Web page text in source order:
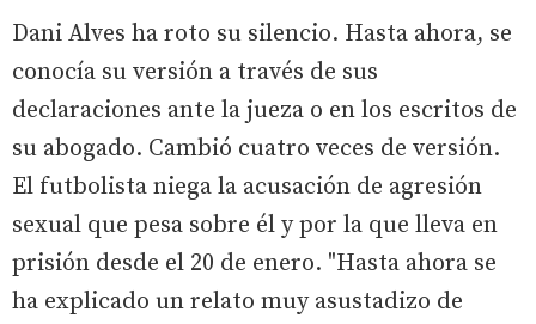
Dani Alves ha roto su silencio. Hasta ahora, se
conocía su versión a través de sus
declaraciones ante la jueza o en los escritos de
su abogado. Cambió cuatro veces de versión.
El futbolista niega la acusación de agresión
sexual que pesa sobre él y por la que lleva en
prisión desde el 20 de enero. "Hasta ahora se
ha explicado un relato muy asustadizo de